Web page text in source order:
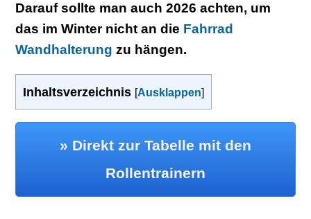
Darauf sollte man auch 2026 achten, um
das im Winter nicht an die Fahrrad
Wandhalterung zu hängen.
Inhaltsverzeichnis [Ausklappen]
» Direkt zur Tabelle mit den
Rollentrainern